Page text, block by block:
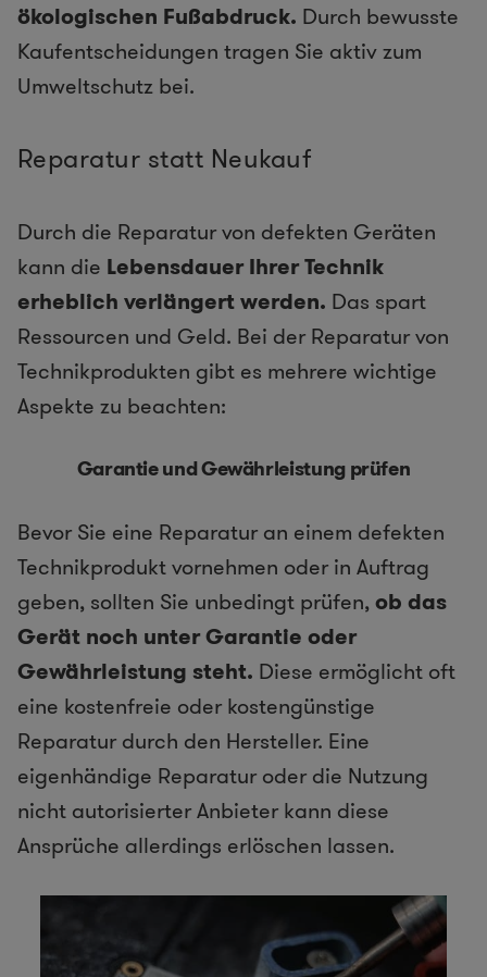
ökologischen Fußabdruck. Durch bewusste
Kaufentscheidungen tragen Sie aktiv zum
Umweltschutz bei.
Reparatur statt Neukauf
Durch die Reparatur von defekten Geräten
kann die Lebensdauer Ihrer Technik
erheblich verlängert werden. Das spart
Ressourcen und Geld. Bei der Reparatur von
Technikprodukten gibt es mehrere wichtige
Aspekte zu beachten:
Garantie und Gewährleistung prüfen
Bevor Sie eine Reparatur an einem defekten
Technikprodukt vornehmen oder in Auftrag
geben, sollten Sie unbedingt prüfen,ob das
Gerät noch unter Garantie oder
Gewährleistung steht. Diese ermöglicht oft
eine kostenfreie oder kostengünstige
Reparatur durch den Hersteller. Eine
eigenhändige Reparatur oder die Nutzung
nicht autorisierter Anbieter kann diese
Ansprüche allerdings erlöschen lassen.